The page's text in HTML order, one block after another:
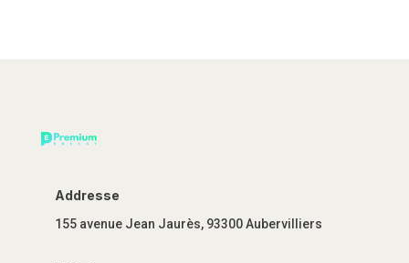
Addresse
155 avenue Jean Jaurès, 93300 Aubervilliers